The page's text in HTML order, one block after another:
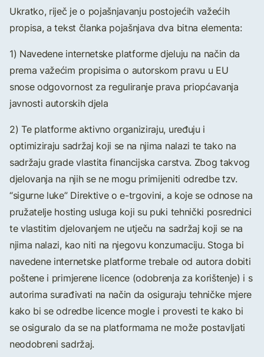
Ukratko, riječ je o pojašnjavanju postojećih važećih
propisa, a tekst članka pojašnjava dva bitna elementa:
1) Navedene internetske platforme djeluju na način da
prema važećim propisima o autorskom pravu u EU
snose odgovornost za reguliranje prava priopćavanja
javnosti autorskih djela
2) Te platforme aktivno organiziraju, uređuju i
optimiziraju sadržaj koji se na njima nalazi te tako na
sadržaju grade vlastita financijska carstva. Zbog takvog
djelovanja na njih se ne mogu primijeniti odredbe tzv.
“sigurne luke” Direktive o e-trgovini, a koje se odnose na
pružatelje hosting usluga koji su puki tehnički posrednici
te vlastitim djelovanjem ne utječu na sadržaj koji se na
njima nalazi, kao niti na njegovu konzumaciju. Stoga bi
navedene internetske platforme trebale od autora dobiti
poštene i primjerene licence (odobrenja za korištenje) i s
autorima surađivati na način da osiguraju tehničke mjere
kako bi se odredbe licence mogle i provesti te kako bi
se osiguralo da se na platformama ne može postavljati
neodobreni sadržaj.